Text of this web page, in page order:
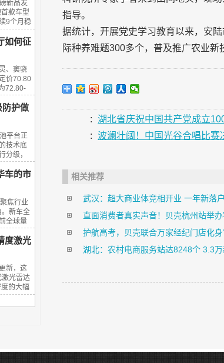
新品发
款车型
9个月稳
如何征
、窦骁
价70.80
72.80-
防护做
平台正
技术底
分级，
车的市
焦行业
。新车全
全球量
度激光
新，这
光雷达
度的大幅
指导。
据统计，开展党史学习教育以来，安
际种养难题300多个，普及推广农业新
:
湖北省庆祝中国共产党成立
:
波澜壮阔！中国光谷合唱比赛
相关推荐
武汉：超大商业体竞相开业 一年新落
直面消费者真实声音！贝壳杭州站举办
护航高考，贝壳联合万家经纪门店化身
湖北：农村电商服务站达8248个 3.3万